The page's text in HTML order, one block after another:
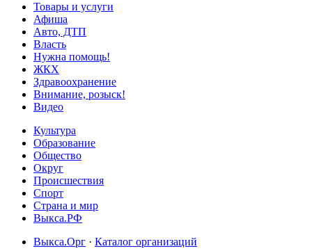
Товары и услуги
Афиша
Авто, ДТП
Власть
Нужна помощь!
ЖКХ
Здравоохранение
Внимание, розыск!
Видео
Культура
Образование
Общество
Округ
Происшествия
Спорт
Страна и мир
Выкса.РФ
Выкса.Орг · Каталог организаций